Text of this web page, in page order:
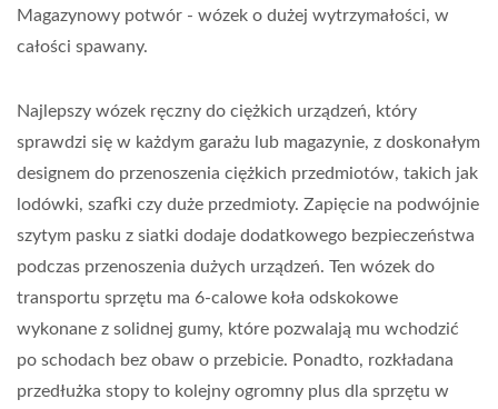
Magazynowy potwór - wózek o dużej wytrzymałości, w
całości spawany.
Najlepszy wózek ręczny do ciężkich urządzeń, który
sprawdzi się w każdym garażu lub magazynie, z doskonałym
designem do przenoszenia ciężkich przedmiotów, takich jak
lodówki, szafki czy duże przedmioty. Zapięcie na podwójnie
szytym pasku z siatki dodaje dodatkowego bezpieczeństwa
podczas przenoszenia dużych urządzeń. Ten wózek do
transportu sprzętu ma 6-calowe koła odskokowe
wykonane z solidnej gumy, które pozwalają mu wchodzić
po schodach bez obaw o przebicie. Ponadto, rozkładana
przedłużka stopy to kolejny ogromny plus dla sprzętu w